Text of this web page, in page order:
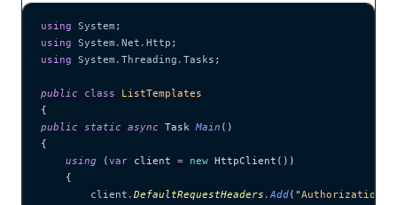
using System ;
using System . Net . Http ;
using System . Threading . Tasks ;
public class ListTemplates
{
public static async Task Main ()
{
    using
(var client = new HttpClient())
    {
        client
. DefaultRequestHeaders . Add( "Authorization